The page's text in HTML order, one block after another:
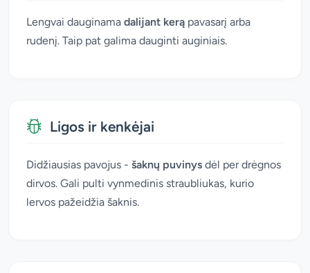
Lengvai dauginama dalijant kerą pavasarį arba
rudenį. Taip pat galima dauginti auginiais.
Ligos ir kenkėjai
Didžiausias pavojus - šaknų puvinys dėl per drėgnos
dirvos. Gali pulti vynmedinis straubliukas, kurio
lervos pažeidžia šaknis.